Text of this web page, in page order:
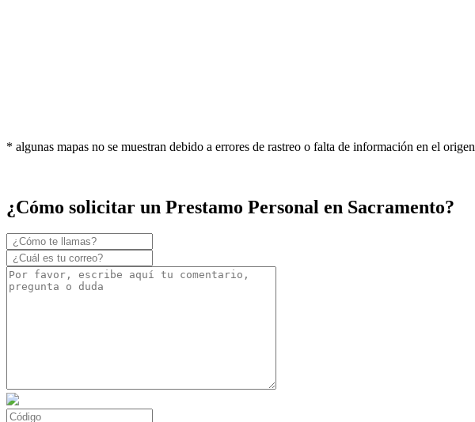
* algunas mapas no se muestran debido a errores de rastreo o falta de información en el origen
¿Cómo solicitar un Prestamo Personal en Sacramento?